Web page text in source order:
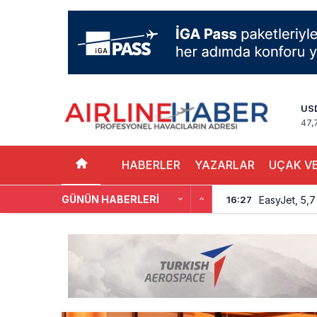
HABERLER YAZARLAR UÇAK
GÜNÜN HABERLERI EasyJet, 5,7
12:58
AJet